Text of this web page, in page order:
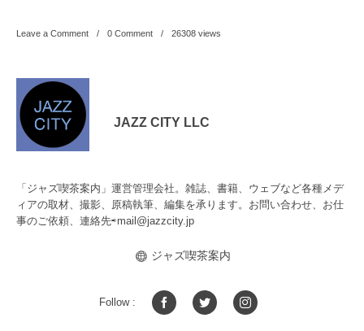
Leave a Comment 0 Comment 26308 views
JAZZ CITY LLC
「ジャズ喫茶案内」運営管理会社。雑誌、書籍、ウェブなど各種メデ
ィアの取材、撮影、原稿執筆、編集を承ります。お問い合わせ、お仕
事のご依頼、連絡先⇨mail@jazzcity.jp
ジャズ喫茶案内
Follow :